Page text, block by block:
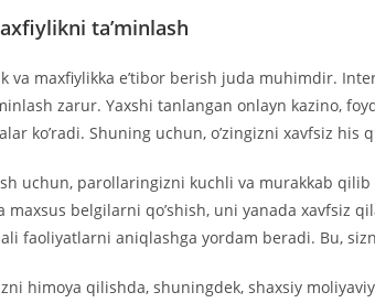
ta’minlash
va maxfiylikka e’tibor berish juda muhimdir.
zarur. Yaxshi tanlangan onlayn kazino,
ko’radi. Shuning uchun, o’zingizni xavfsiz
uchun, parollaringizni kuchli va murakkab
maxsus belgilarni qo’shish, uni yanada xavfsiz
faoliyatlarni aniqlashga yordam beradi. Bu,
himoya qilishda, shuningdek, shaxsiy